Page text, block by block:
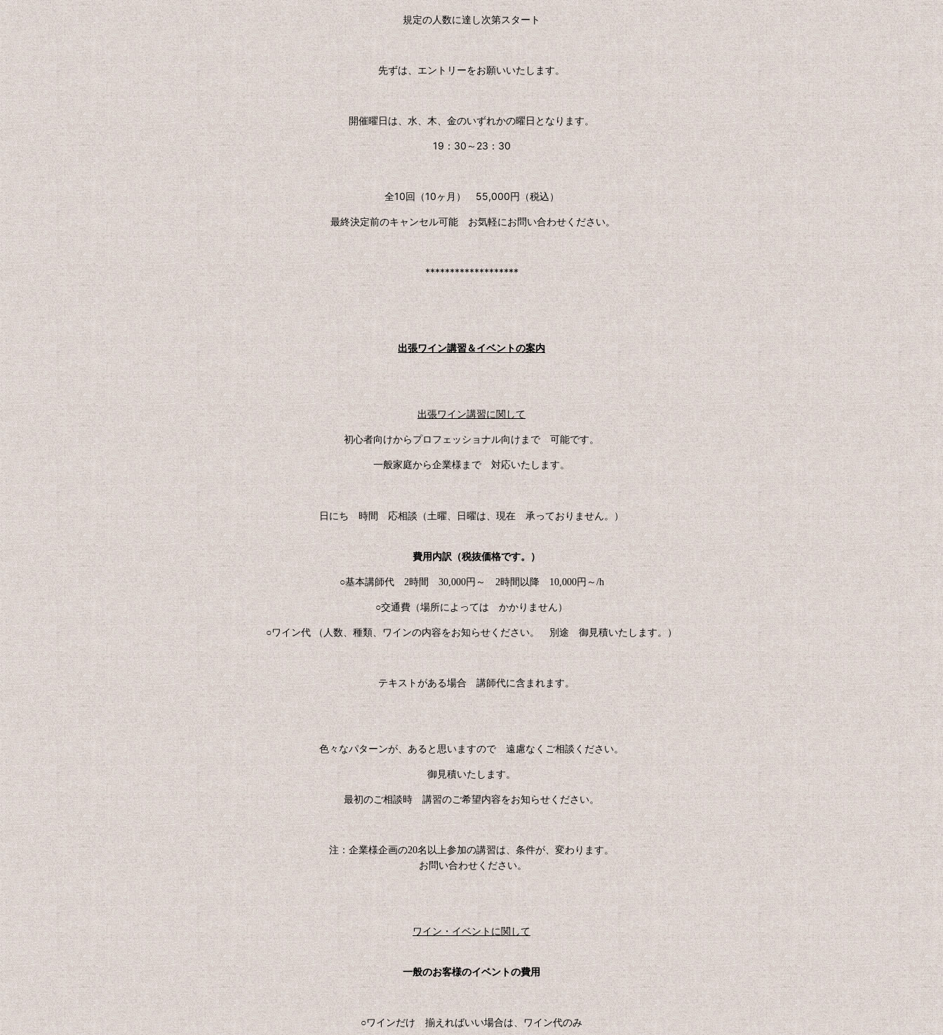
規定の人数に達し次第スタート
先ずは、エントリーをお願いいたします。
開催曜日は、水、木、金のいずれかの曜日となります。
19：30～23：30
全10回（10ヶ月） 55,000円（税込）
最終決定前のキャンセル可能 お気軽にお問い合わせください。
*******************
出張ワイン講習＆イベントの案内
出張ワイン講習に関して
初心者向けからプロフェッショナル向けまで 可能です。
一般家庭から企業様まで 対応いたします。
日にち 時間 応相談（土曜、日曜は、現在 承っておりません。）
費用内訳（税抜価格です。）
○基本講師代 2時間 30,000円～ 2時間以降 10,000円～/h
○交通費（場所によっては かかりません）
○ワイン代 （人数、種類、ワインの内容をお知らせください。 別途 御見積いたします。）
テキストがある場合 講師代に含まれます。
色々なパターンが、あると思いますので 遠慮なくご相談ください。
御見積いたします。
最初のご相談時 講習のご希望内容をお知らせください。
注：企業様企画の20名以上参加の講習は、条件が、変わります。
お問い合わせください。
ワイン・イベントに関して
一般のお客様のイベントの費用
○ワインだけ 揃えればいい場合は、ワイン代のみ